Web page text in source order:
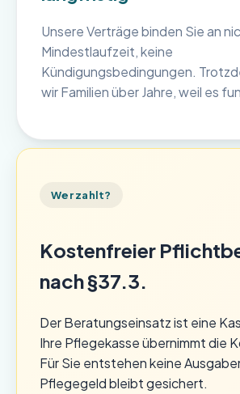
Unsere Verträge binden Sie an
Mindestlaufzeit, keine
Kündigungsbedingungen.
wir Familien über Jahre, weil es
Wer zahlt?
Kostenfreier
nach §37.3.
Der Beratungseinsatz ist eine
Ihre Pflegekasse übernimmt die
Für Sie entstehen keine
Pflegegeld bleibt gesichert.